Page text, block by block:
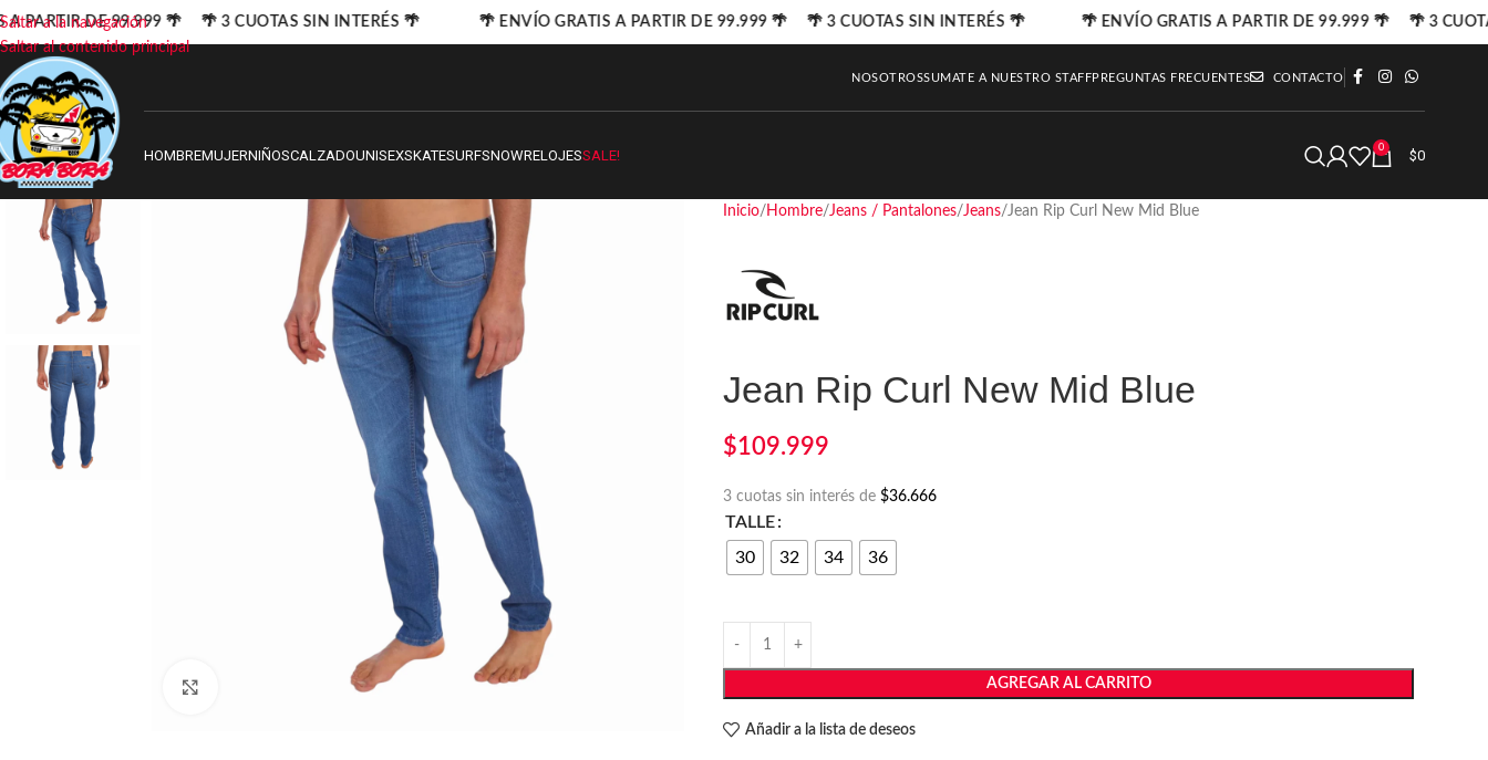
Saltar a la navegación
Saltar al contenido principal
NOSOTROSSUMATE A NUESTRO STAFFPREGUNTAS FRECUENTES CONTACTO
HOMBREMUJERNIÑOSCALZADOUNISEXSKATESURFSNOWRELOJESSALE! 0 $0
Haga clic para ampliar
Inicio Hombre Jeans / Pantalones Jeans Jean Rip Curl New Mid Blue
Jean Rip Curl New Mid Blue
$109.999
3 cuotas sin interés de$36.666
TALLE
30
32 34 36
AGREGAR AL CARRITO
Añadir a la lista de deseos
PARTIR DE 99.999 🌴 🌴 3 CUOTAS SIN INTERÉS 🌴 🌴 ENVÍO GRATIS A PARTIR DE 99.999 🌴 🌴 3 CUOTAS SIN INTERÉS 🌴 🌴 ENVÍO GRATIS A PARTIR DE 99.999 🌴 🌴 3